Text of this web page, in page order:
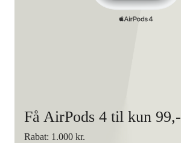
Få AirPods 4 til kun 99,-
Rabat: 1.000 kr.